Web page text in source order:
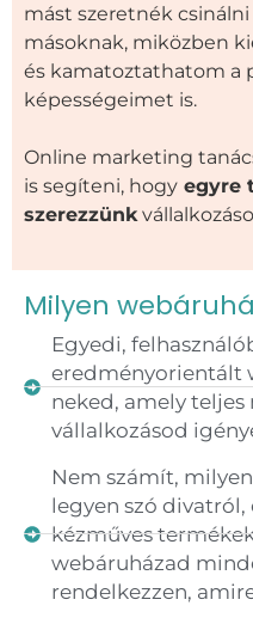
mást szeretnék
másoknak, miközben
és kamatoztathatom a
képességeimet is.
Online marketing
is segíteni, hogy egyre
szerezzünk
Milyen
Egyedi,
eredményorientált
neked, amely
vállalkozásod
Nem számít,
legyen szó
kézműves
webáruházad
rendelkezzen,